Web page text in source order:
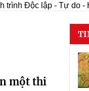
trình Độc lập - Tự do -
một thi